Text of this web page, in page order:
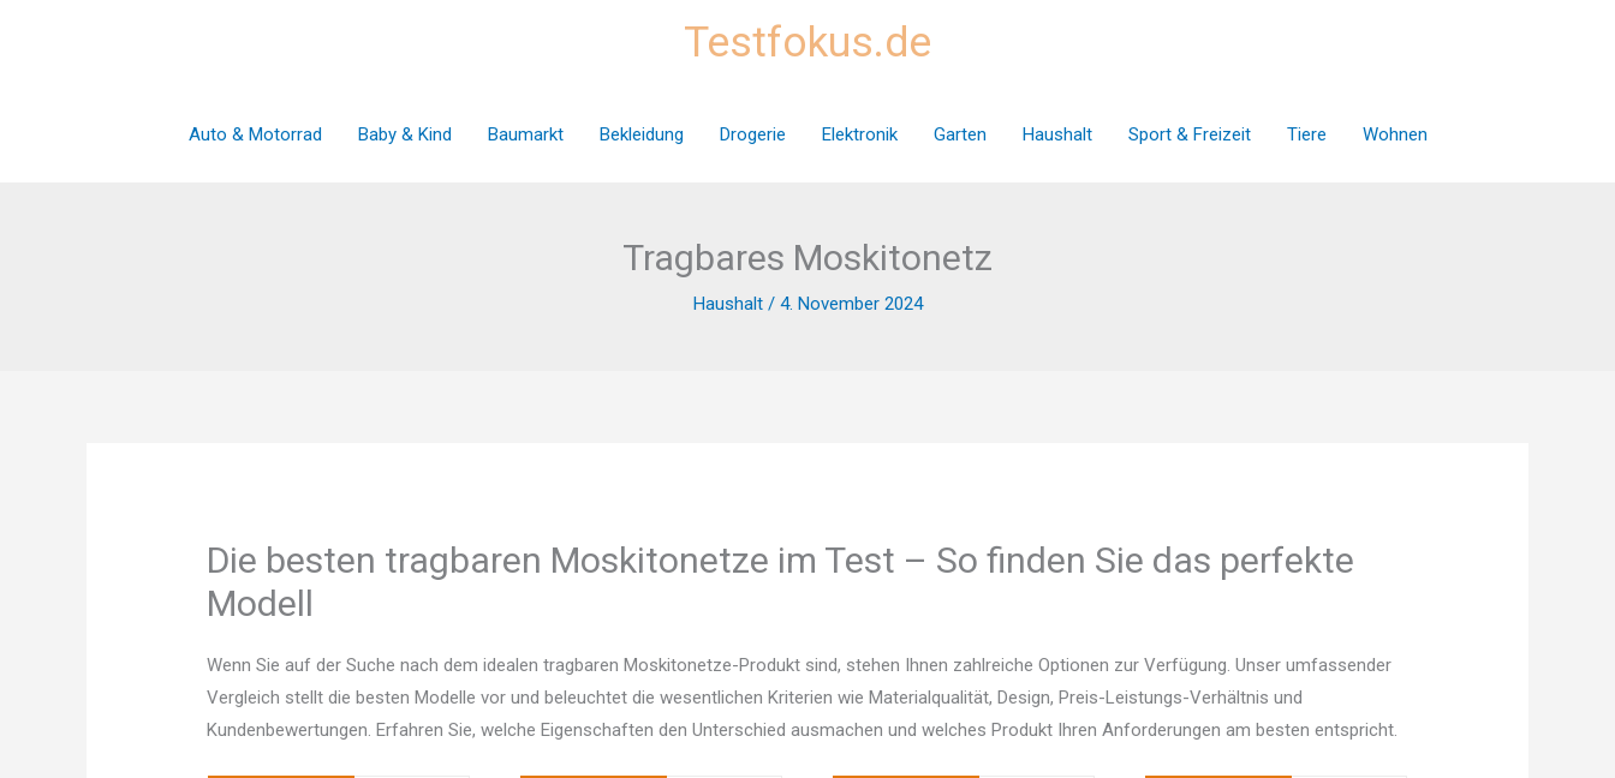
Testfokus.de
Auto & Motorrad Baby & Kind Baumarkt Bekleidung Drogerie Elektronik Garten Haushalt Sport & Freizeit Tiere Wohnen
Tragbares Moskitonetz
Haushalt/ 4. November 2024
Die besten tragbaren Moskitonetze im Test – So finden Sie das perfekte
Modell
Wenn Sie auf der Suche nach dem idealen tragbaren Moskitonetze-Produkt sind, stehen Ihnen zahlreiche Optionen zur Verfügung. Unser umfassender
Vergleich stellt die besten Modelle vor und beleuchtet die wesentlichen Kriterien wie Materialqualität, Design, Preis-Leistungs-Verhältnis und
Kundenbewertungen. Erfahren Sie, welche Eigenschaften den Unterschied ausmachen und welches Produkt Ihren Anforderungen am besten entspricht.